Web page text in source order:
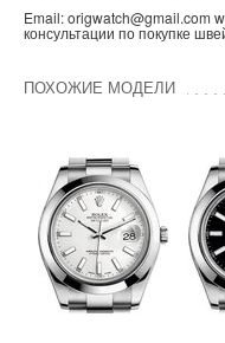
Email: origwatch@gmail.com
консультации по покупке
ПОХОЖИЕ МОДЕЛИ